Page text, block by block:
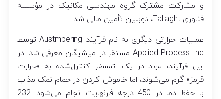
و مشارکت مشترک گروه مهندسی مکانیک در مؤسسه
فناوری Tallaght، دوبلین تأمین مالی شد.
عملیات حرارتی دیگری به نام فرآیند Austmpering توسط
Applied Process Inc مستقر در میشیگان معرفی شد. در
این فرآیند، مواد در یک اتمسفر کنترل‌شده به «حرارت
قرمز» گرم می‌شوند، اما خاموش کردن در حمام نمک مذاب
با حفظ دما در 450 درجه فارنهایت انجام می‌شود. 232